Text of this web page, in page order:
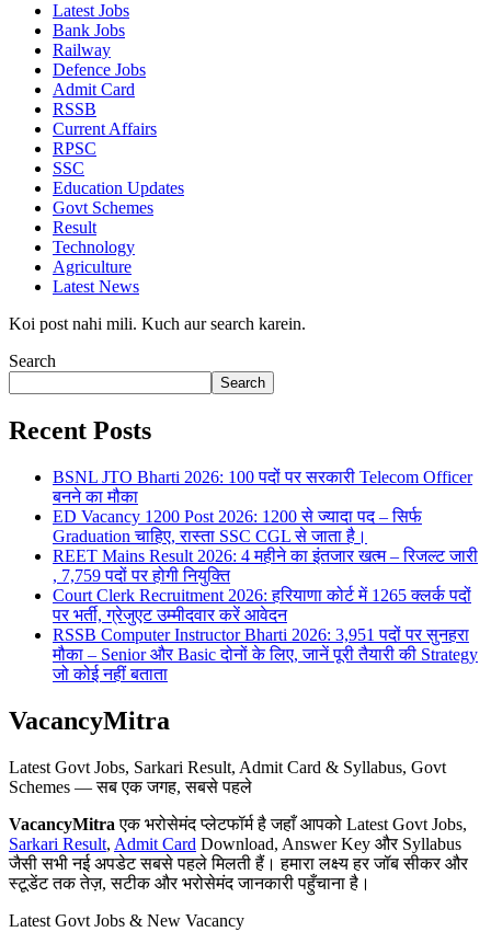
Latest Jobs
Bank Jobs
Railway
Defence Jobs
Admit Card
RSSB
Current Affairs
RPSC
SSC
Education Updates
Govt Schemes
Result
Technology
Agriculture
Latest News
Koi post nahi mili. Kuch aur search karein.
Search
Search
Recent Posts
BSNL JTO Bharti 2026: 100 पदों पर सरकारी Telecom Officer
बनने का मौका
ED Vacancy 1200 Post 2026: 1200 से ज्यादा पद – सिर्फ
Graduation चाहिए, रास्ता SSC CGL से जाता है।
REET Mains Result 2026: 4 महीने का इंतजार खत्म – रिजल्ट जारी
, 7,759 पदों पर होगी नियुक्ति
Court Clerk Recruitment 2026: हरियाणा कोर्ट में 1265 क्लर्क पदों
पर भर्ती, ग्रेजुएट उम्मीदवार करें आवेदन
RSSB Computer Instructor Bharti 2026: 3,951 पदों पर सुनहरा
मौका – Senior और Basic दोनों के लिए, जानें पूरी तैयारी की Strategy
जो कोई नहीं बताता
VacancyMitra
Latest Govt Jobs, Sarkari Result, Admit Card & Syllabus, Govt
Schemes — सब एक जगह, सबसे पहले
VacancyMitra एक भरोसेमंद प्लेटफॉर्म है जहाँ आपको Latest Govt Jobs,
Sarkari Result, Admit Card Download, Answer Key और Syllabus
जैसी सभी नई अपडेट सबसे पहले मिलती हैं। हमारा लक्ष्य हर जॉब सीकर और
स्टूडेंट तक तेज़, सटीक और भरोसेमंद जानकारी पहुँचाना है।
Latest Govt Jobs & New Vacancy